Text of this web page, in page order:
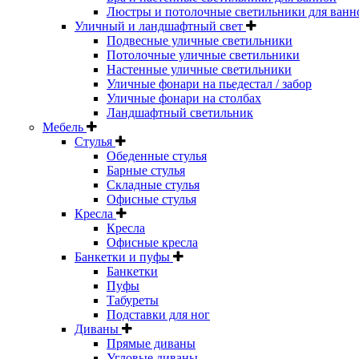
Люстры и потолочные светильники для
Уличный и ландшафтный свет
Подвесные уличные светильники
Потолочные уличные светильники
Настенные уличные светильники
Уличные фонари на пьедестал / забор
Уличные фонари на столбах
Ландшафтный светильник
Мебель
Стулья
Обеденные стулья
Барные стулья
Складные стулья
Офисные стулья
Кресла
Кресла
Офисные кресла
Банкетки и пуфы
Банкетки
Пуфы
Табуреты
Подставки для ног
Диваны
Прямые диваны